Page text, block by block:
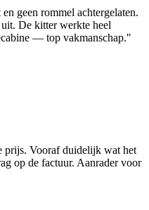
geen rommel achtergelaten.
De kitter werkte heel
— top vakmanschap."
prijs. Vooraf duidelijk wat het
op de factuur. Aanrader voor